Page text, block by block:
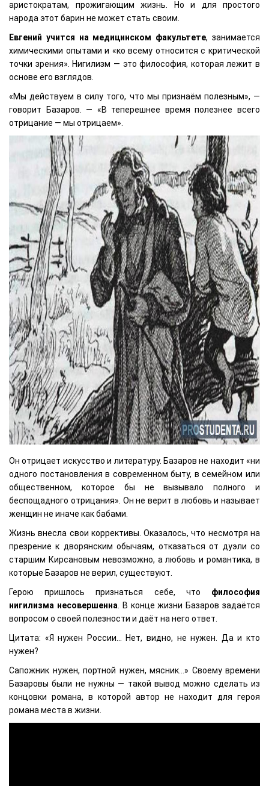
аристократам, прожигающим жизнь. Но и для простого
народа этот барин не может стать своим.
Евгений учится на медицинском факультете, занимается
химическими опытами и «ко всему относится с критической
точки зрения». Нигилизм — это философия, которая лежит в
основе его взглядов.
«Мы действуем в силу того, что мы признаём полезным», —
говорит Базаров. — «В теперешнее время полезнее всего
отрицание — мы отрицаем».
Он отрицает искусство и литературу. Базаров не находит «ни
одного постановления в современном быту, в семейном или
общественном, которое бы не вызывало полного и
беспощадного отрицания». Он не верит в любовь и называет
женщин не иначе как бабами.
Жизнь внесла свои коррективы. Оказалось, что несмотря на
презрение к дворянским обычаям, отказаться от дуэли со
старшим Кирсановым невозможно, а любовь и романтика, в
которые Базаров не верил, существуют.
Герою пришлось признаться себе, что философия
нигилизма несовершенна . В конце жизни Базаров задаётся
вопросом о своей полезности и даёт на него ответ.
Цитата: «Я нужен России… Нет, видно, не нужен. Да и кто
нужен?
Сапожник нужен, портной нужен, мясник…» Своему времени
Базаровы были не нужны — такой вывод можно сделать из
концовки романа, в которой автор не находит для героя
романа места в жизни.